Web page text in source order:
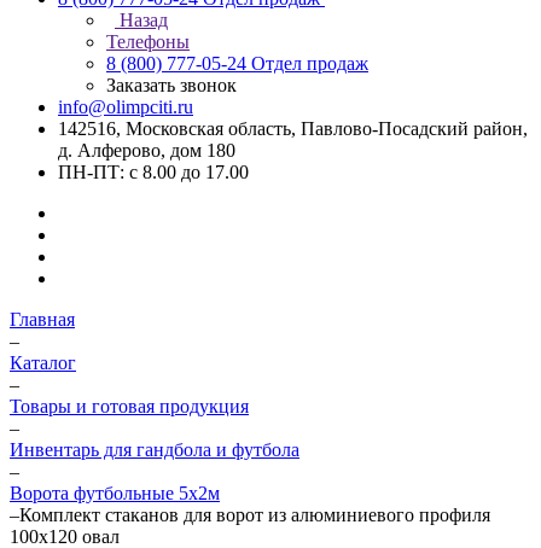
Назад
Телефоны
8 (800) 777-05-24 Отдел продаж
Заказать звонок
info@olimpciti.ru
142516, Московская область, Павлово-Посадский район,
д. Алферово, дом 180
ПН-ПТ: с 8.00 до 17.00
Главная
–
Каталог
–
Товары и готовая продукция
–
Инвентарь для гандбола и футбола
–
Ворота футбольные 5х2м
–Комплект стаканов для ворот из алюминиевого профиля
100х120 овал